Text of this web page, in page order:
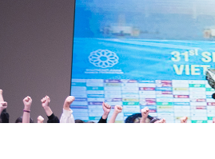
교직원현황
학생현황
위치/전화
전경사진